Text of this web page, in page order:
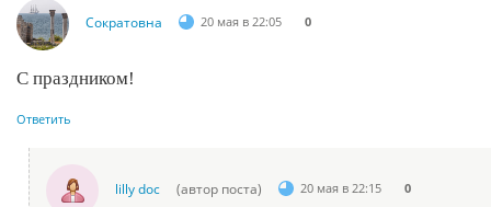
Сократовна 20 мая в 22:05 0
С праздником!
Ответить
lilly doc (автор поста) 20 мая в 22:15 0